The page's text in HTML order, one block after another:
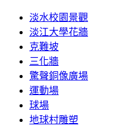
淡水校園景觀
淡江大學花牆
克難坡
三化牆
驚聲銅像廣場
運動場
球場
地球村雕塑